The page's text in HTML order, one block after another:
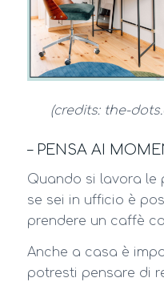
(credits: the-
– PENSA AI
Quando si lavora le
se sei in ufficio è
prendere un caffè
Anche a casa è
potresti pensare di